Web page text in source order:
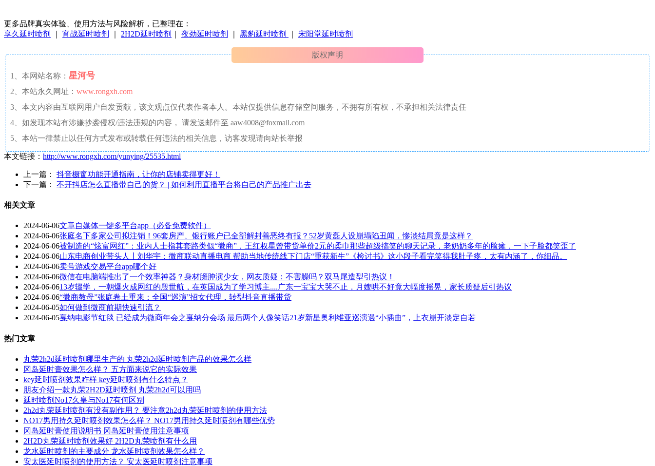
更多品牌真实体验、使用方法与风险解析，已整理在：
享久延时喷剂
宵战延时喷剂 2H2D延时喷剂 夜劲延时喷剂 黑豹延时喷剂 宋阳堂延时喷剂
版权声明
1、本网站名称： 星河号
2、本站永久网址： www.rongxh.com
3、本文内容由互联网用户自发贡献，该文观点仅代表作者本人。本站仅提供信息存储空间服务，不拥有所有权，不承担相关法律责任
4、如发现本站有涉嫌抄袭侵权/违法违规的内容， 请发送邮件至 aaw4008@foxmail.com
5、本站一律禁止以任何方式发布或转载任何违法的相关信息，访客发现请向站长举报
本文链接： http://www.rongxh.com/yunying/25535.html
上一篇： 抖音橱窗功能开通指南，让你的店铺卖得更好！
下一篇： 不开抖店怎么直播带自己的货？ | 如何利用直播平台将自己的产品推广出去
相关文章
2024-06-06文章自媒体一键多平台app（必备免费软件）
2024-06-06张庭名下多家公司拟注销！96套房产、银行账户已全部解封善恶终有报？52岁黄磊人设崩塌陷丑闻，惨淡结局竟是这样？
2024-06-06被制造的“炫富网红”：业内人士指其套路类似“微商”，王红权星曾带货单价2元的柔巾那些超级搞笑的聊天记录，老奶奶多年的脸瘫，一下子脸都笑歪了
2024-06-06山东电商创业带头人丨刘华宇：微商联动直播电商 帮助当地传统线下门店“重获新生”《检讨书》这小段子看完笑得我肚子疼，太有内涵了，你细品。
2024-06-06卖号游戏交易平台app哪个好
2024-06-06微信在电脑端推出了一个效率神器？身材臃肿演少女，网友质疑：不害臊吗？双马尾造型引热议！
2024-06-0613岁辍学，一朝爆火成网红的殷世航，在英国成为了学习博主....广东一宝宝大哭不止，月嫂哄不好竟大幅度摇晃，家长质疑后引热议
2024-06-06“微商教母”张庭卷土重来：全国“巡演”招女代理，转型抖音直播带货
2024-06-05如何做到微商前期快速引流？
2024-06-05戛纳电影节红毯 已经成为微商年会之戛纳分会场 最后两个人像笑话21岁新星奥利维亚巡演遇“小插曲”，上衣崩开淡定自若
热门文章
丸荣2h2d延时喷剂哪里生产的 丸荣2h2d延时喷剂产品的效果怎么样
冈岛延时膏效果怎么样？ 五方面来说它的实际效果
key延时喷剂效果咋样 key延时喷剂有什么特点？
朋友介绍一款丸荣2H2D延时喷剂 丸荣2h2d可以用吗
延时喷剂No17久皇与No17有何区别
2h2d丸荣延时喷剂有没有副作用？ 要注意2h2d丸荣延时喷剂的使用方法
NO17男用持久延时喷剂效果怎么样？ NO17男用持久延时喷剂有哪些优势
冈岛延时膏使用说明书 冈岛延时膏使用注意事项
2H2D丸荣延时喷剂效果好 2H2D丸荣喷剂有什么用
龙水延时喷剂的主要成分 龙水延时喷剂效果怎么样？
安太医延时喷剂的使用方法？ 安太医延时喷剂注意事项